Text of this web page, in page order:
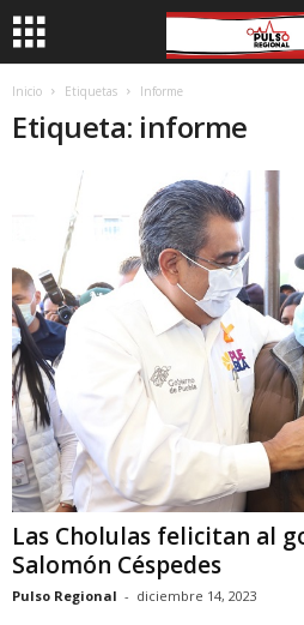
Inicio Etiquetas Informe
Etiqueta: informe
Las Cholulas felicitan al
Salomón Céspedes
Pulso Regional - diciembre 14, 2023